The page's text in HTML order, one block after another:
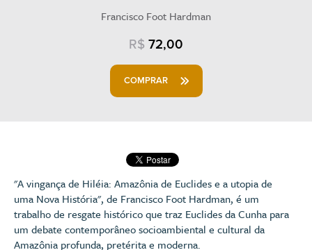
Francisco Foot Hardman
R$ 72,00
COMPRAR
"A vingança de Hiléia: Amazônia de Euclides e a utopia de
uma Nova História", de Francisco Foot Hardman, é um
trabalho de resgate histórico que traz Euclides da Cunha para
um debate contemporâneo socioambiental e cultural da
Amazônia profunda, pretérita e moderna.